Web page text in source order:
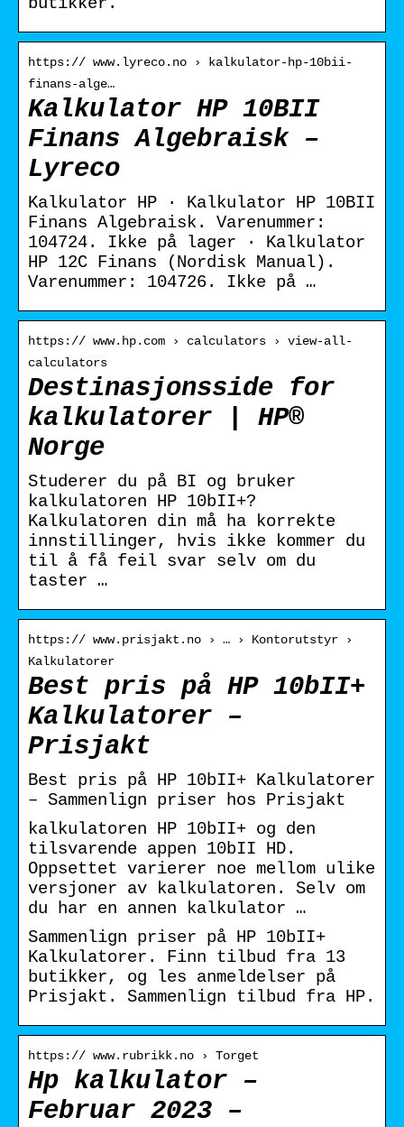
https:// www.lyreco.no › kalkulator-hp-10bii-
finans-alge…
Kalkulator HP 10BII
Finans Algebraisk –
Lyreco
Kalkulator HP · Kalkulator HP 10BII
Finans Algebraisk. Varenummer:
104724. Ikke på lager · Kalkulator
HP 12C Finans (Nordisk Manual).
Varenummer: 104726. Ikke på …
https:// www.hp.com › calculators › view-all-
calculators
Destinasjonsside for
kalkulatorer | HP®
Norge
Studerer du på BI og bruker
kalkulatoren HP 10bII+?
Kalkulatoren din må ha korrekte
innstillinger, hvis ikke kommer du
til å få feil svar selv om du
taster …
https:// www.prisjakt.no › … › Kontorutstyr ›
Kalkulatorer
Best pris på HP 10bII+
Kalkulatorer –
Prisjakt
Best pris på HP 10bII+ Kalkulatorer
– Sammenlign priser hos Prisjakt
kalkulatoren HP 10bII+ og den
tilsvarende appen 10bII HD.
Oppsettet varierer noe mellom ulike
versjoner av kalkulatoren. Selv om
du har en annen kalkulator …
Sammenlign priser på HP 10bII+
Kalkulatorer. Finn tilbud fra 13
butikker, og les anmeldelser på
Prisjakt. Sammenlign tilbud fra HP.
https:// www.rubrikk.no › Torget
Hp kalkulator –
Februar 2023 –